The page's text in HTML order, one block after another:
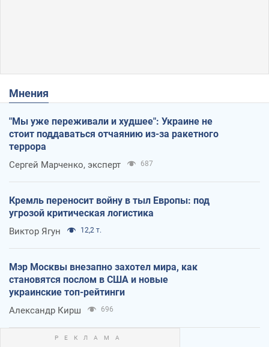
Мнения
"Мы уже переживали и худшее": Украине не
стоит поддаваться отчаянию из-за ракетного
террора
Сергей Марченко, эксперт 687
Кремль переносит войну в тыл Европы: под
угрозой критическая логистика
Виктор Ягун 12,2 т.
Мэр Москвы внезапно захотел мира, как
становятся послом в США и новые
украинские топ-рейтинги
Александр Кирш 696